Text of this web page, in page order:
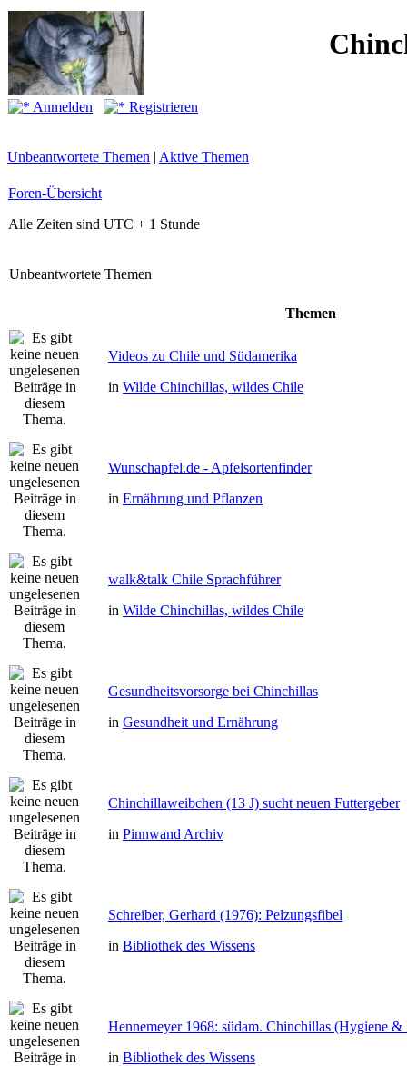
Anmelden
Registrieren
Unbeantwortete Themen | Aktive Themen
Foren-Übersicht
Alle Zeiten sind UTC + 1 Stunde
Unbeantwortete Themen
Themen
Videos zu Chile und Südamerika
in Wilde Chinchillas, wildes Chile
Wunschapfel.de - Apfelsortenfinder
in Ernährung und Pflanzen
walk&talk Chile Sprachführer
in Wilde Chinchillas, wildes Chile
Gesundheitsvorsorge bei Chinchillas
in Gesundheit und Ernährung
Chinchillaweibchen (13 J) sucht neuen Futtergeber
in Pinnwand Archiv
Schreiber, Gerhard (1976): Pelzungsfibel
in Bibliothek des Wissens
Hennemeyer 1968: südam. Chinchillas (Hygiene
in Bibliothek des Wissens